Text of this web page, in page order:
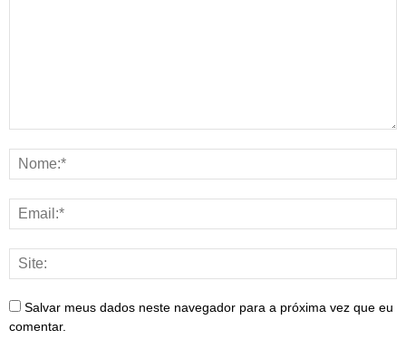
Salvar meus dados neste navegador para a próxima vez que eu
comentar.